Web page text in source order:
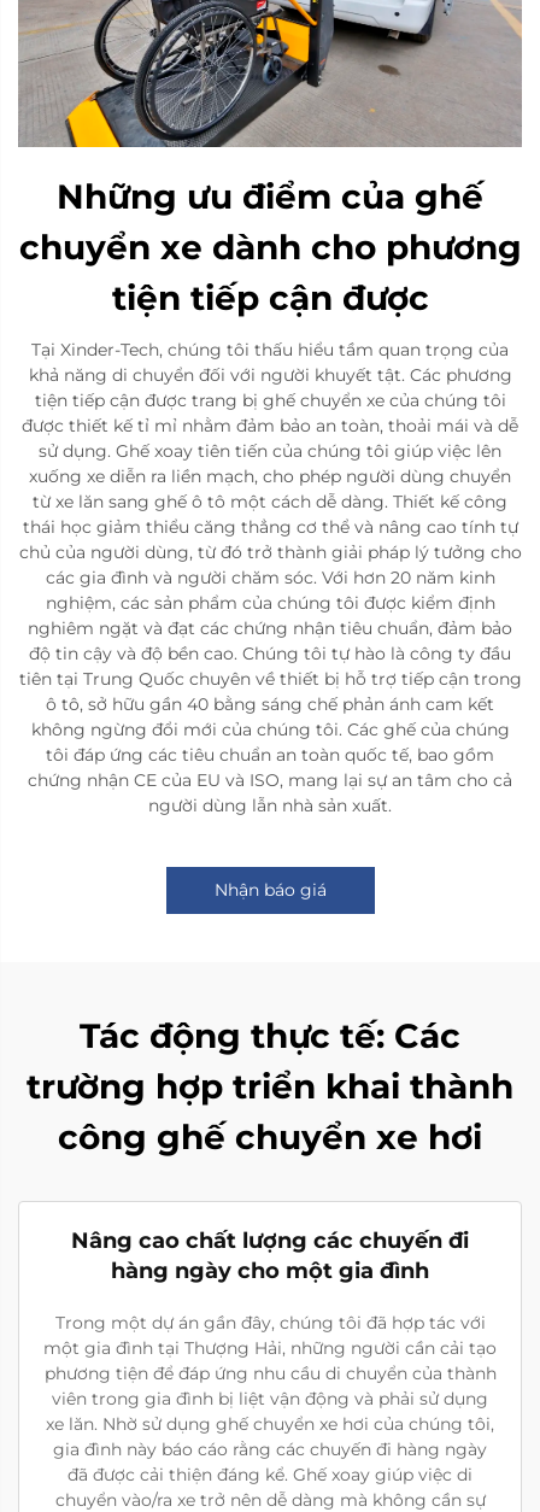
Những ưu điểm của ghế
chuyển xe dành cho phương
tiện tiếp cận được
Tại Xinder-Tech, chúng tôi thấu hiểu tầm quan trọng của
khả năng di chuyển đối với người khuyết tật. Các phương
tiện tiếp cận được trang bị ghế chuyển xe của chúng tôi
được thiết kế tỉ mỉ nhằm đảm bảo an toàn, thoải mái và dễ
sử dụng. Ghế xoay tiên tiến của chúng tôi giúp việc lên
xuống xe diễn ra liền mạch, cho phép người dùng chuyển
từ xe lăn sang ghế ô tô một cách dễ dàng. Thiết kế công
thái học giảm thiểu căng thẳng cơ thể và nâng cao tính tự
chủ của người dùng, từ đó trở thành giải pháp lý tưởng cho
các gia đình và người chăm sóc. Với hơn 20 năm kinh
nghiệm, các sản phẩm của chúng tôi được kiểm định
nghiêm ngặt và đạt các chứng nhận tiêu chuẩn, đảm bảo
độ tin cậy và độ bền cao. Chúng tôi tự hào là công ty đầu
tiên tại Trung Quốc chuyên về thiết bị hỗ trợ tiếp cận trong
ô tô, sở hữu gần 40 bằng sáng chế phản ánh cam kết
không ngừng đổi mới của chúng tôi. Các ghế của chúng
tôi đáp ứng các tiêu chuẩn an toàn quốc tế, bao gồm
chứng nhận CE của EU và ISO, mang lại sự an tâm cho cả
người dùng lẫn nhà sản xuất.
Nhận báo giá
Tác động thực tế: Các
trường hợp triển khai thành
công ghế chuyển xe hơi
Nâng cao chất lượng các chuyến đi
hàng ngày cho một gia đình
Trong một dự án gần đây, chúng tôi đã hợp tác với
một gia đình tại Thượng Hải, những người cần cải tạo
phương tiện để đáp ứng nhu cầu di chuyển của thành
viên trong gia đình bị liệt vận động và phải sử dụng
xe lăn. Nhờ sử dụng ghế chuyển xe hơi của chúng tôi,
gia đình này báo cáo rằng các chuyến đi hàng ngày
đã được cải thiện đáng kể. Ghế xoay giúp việc di
chuyển vào/ra xe trở nên dễ dàng mà không cần sự